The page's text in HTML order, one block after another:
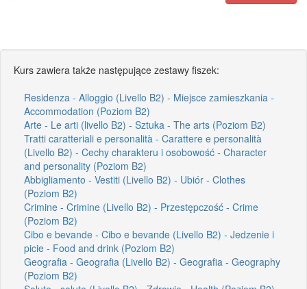
Kurs zawiera także następujące zestawy fiszek:
Residenza - Alloggio (Livello B2) - Miejsce zamieszkania -
Accommodation (Poziom B2)
Arte - Le arti (livello B2) - Sztuka - The arts (Poziom B2)
Tratti caratteriali e personalità - Carattere e personalità
(Livello B2) - Cechy charakteru i osobowość - Character
and personality (Poziom B2)
Abbigliamento - Vestiti (Livello B2) - Ubiór - Clothes
(Poziom B2)
Crimine - Crimine (Livello B2) - Przestępczość - Crime
(Poziom B2)
Cibo e bevande - Cibo e bevande (Livello B2) - Jedzenie i
picie - Food and drink (Poziom B2)
Geografia - Geografia (Livello B2) - Geografia - Geography
(Poziom B2)